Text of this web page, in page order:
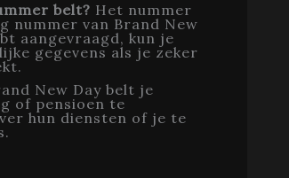
belt? Het nummer
nummer van Brand New
aangevraagd, kun je
gegevens als je zeker
New Day belt je
of pensioen te
hun diensten of je te